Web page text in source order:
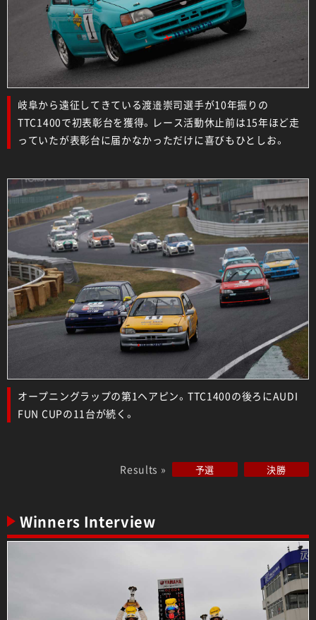
岐阜から遠征してきている渡邉崇司選手が10年振りの
TTC1400で初表彰台を獲得。レース活動休止前は15年ほど走
っていたが表彰台に届かなかっただけに喜びもひとしお。
オープニングラップの第1ヘアピン。TTC1400の後ろにAUDI
FUN CUPの11台が続く。
Results » 予選 決勝
Winners Interview